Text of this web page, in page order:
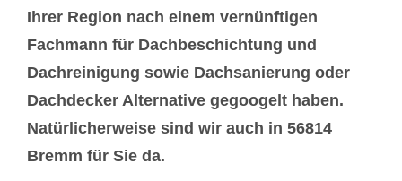
Ihrer Region nach einem vernünftigen
Fachmann für Dachbeschichtung und
Dachreinigung sowie Dachsanierung oder
Dachdecker Alternative gegoogelt haben.
Natürlicherweise sind wir auch in 56814
Bremm für Sie da.